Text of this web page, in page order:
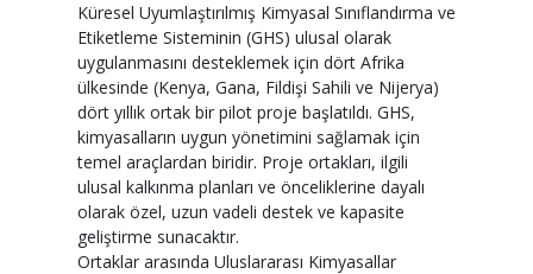
Küresel Uyumlaştırılmış Kimyasal Sınıflandırma ve
Etiketleme Sisteminin (GHS) ulusal olarak
uygulanmasını desteklemek için dört Afrika
ülkesinde (Kenya, Gana, Fildişi Sahili ve Nijerya)
dört yıllık ortak bir pilot proje başlatıldı. GHS,
kimyasalların uygun yönetimini sağlamak için
temel araçlardan biridir. Proje ortakları, ilgili
ulusal kalkınma planları ve önceliklerine dayalı
olarak özel, uzun vadeli destek ve kapasite
geliştirme sunacaktır.
Ortaklar arasında Uluslararası Kimyasallar